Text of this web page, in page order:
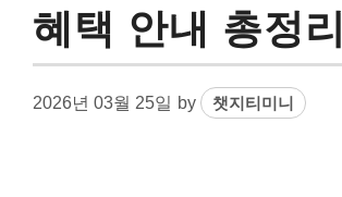
혜택 안내 총정리
2026년 03월 25일 by 챗지티미니